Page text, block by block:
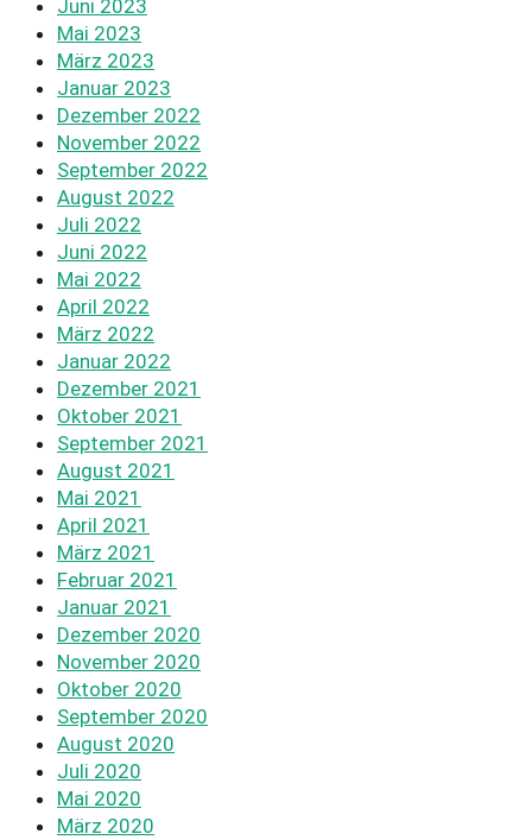
Juni 2023
Mai 2023
März 2023
Januar 2023
Dezember 2022
November 2022
September 2022
August 2022
Juli 2022
Juni 2022
Mai 2022
April 2022
März 2022
Januar 2022
Dezember 2021
Oktober 2021
September 2021
August 2021
Mai 2021
April 2021
März 2021
Februar 2021
Januar 2021
Dezember 2020
November 2020
Oktober 2020
September 2020
August 2020
Juli 2020
Mai 2020
März 2020